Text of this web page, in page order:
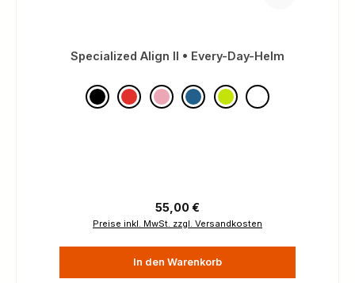
Specialized Align II • Every-Day-Helm
Regulärer Preis:
55,00 €
Preise inkl. MwSt. zzgl. Versandkosten
In den Warenkorb